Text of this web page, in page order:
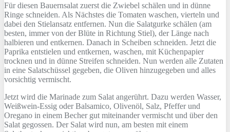
Für diesen Bauernsalat zuerst die Zwiebel schälen und in dünne
Ringe schneiden. Als Nächstes die Tomaten waschen, vierteln und
dabei den Stielansatz entfernen. Nun die Salatgurke schälen (am
besten, immer von der Blüte in Richtung Stiel), der Länge nach
halbieren und entkernen. Danach in Scheiben schneiden. Jetzt die
Paprika entstielen und entkernen, waschen, mit Küchenpapier
trocknen und in dünne Streifen schneiden. Nun werden alle Zutaten
in eine Salatschüssel gegeben, die Oliven hinzugegeben und alles
vorsichtig vermischt.
Jetzt wird die Marinade zum Salat angerührt. Dazu werden Wasser,
Weißwein-Essig oder Balsamico, Olivenöl, Salz, Pfeffer und
Oregano in einem Becher gut miteinander vermischt und über den
Salat gegossen. Der Salat wird nun, am besten mit einem